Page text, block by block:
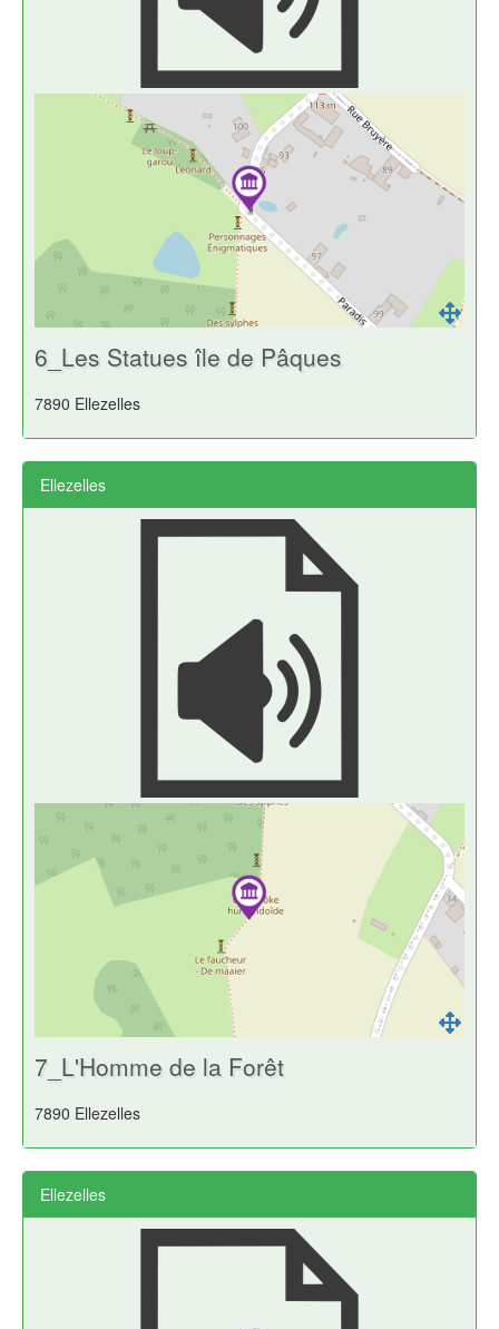
6_Les Statues île de Pâques
7890 Ellezelles
Ellezelles
7_L'Homme de la Forêt
7890 Ellezelles
Ellezelles